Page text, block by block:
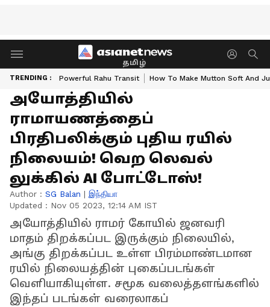
தமிழ்
TRENDING : Powerful Rahu Transit How To Make Mutton Soft And
அயோத்தியில்
ராமாயணத்தைப்
பிரதிபலிக்கும் புதிய ரயில்
நிலையம்! வெற லெவல்
லுக்கில் AI போட்டோஸ்!
Author : SG Balan | இந்தியா
Updated : Nov 05 2023, 12:14 AM IST
அயோத்தியில் ராமர் கோயில் ஜனவரி
மாதம் திறக்கப்பட இருக்கும் நிலையில்,
அங்கு திறக்கப்பட உள்ள பிரம்மாண்டமான
ரயில் நிலையத்தின் புகைப்படங்கள்
வெளியாகியுள்ள. சமூக வலைத்தளங்களில்
இந்தப் படங்கள் வரைலாகப்